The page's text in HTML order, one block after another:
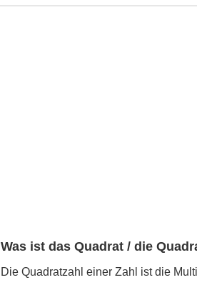
Was ist das Quadrat / die
Die Quadratzahl einer Zahl ist die